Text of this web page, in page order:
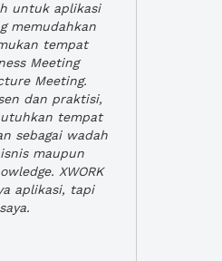
untuk aplikasi
memudahkan
tempat
Meeting
Meeting.
dan praktisi,
tempat
sebagai wadah
maupun
XWORK
aplikasi, tapi